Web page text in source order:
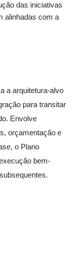
das iniciativas
alinhadas com a
a arquitetura-alvo
para transitar
Envolve
orçamentação e
o Plano
bem-